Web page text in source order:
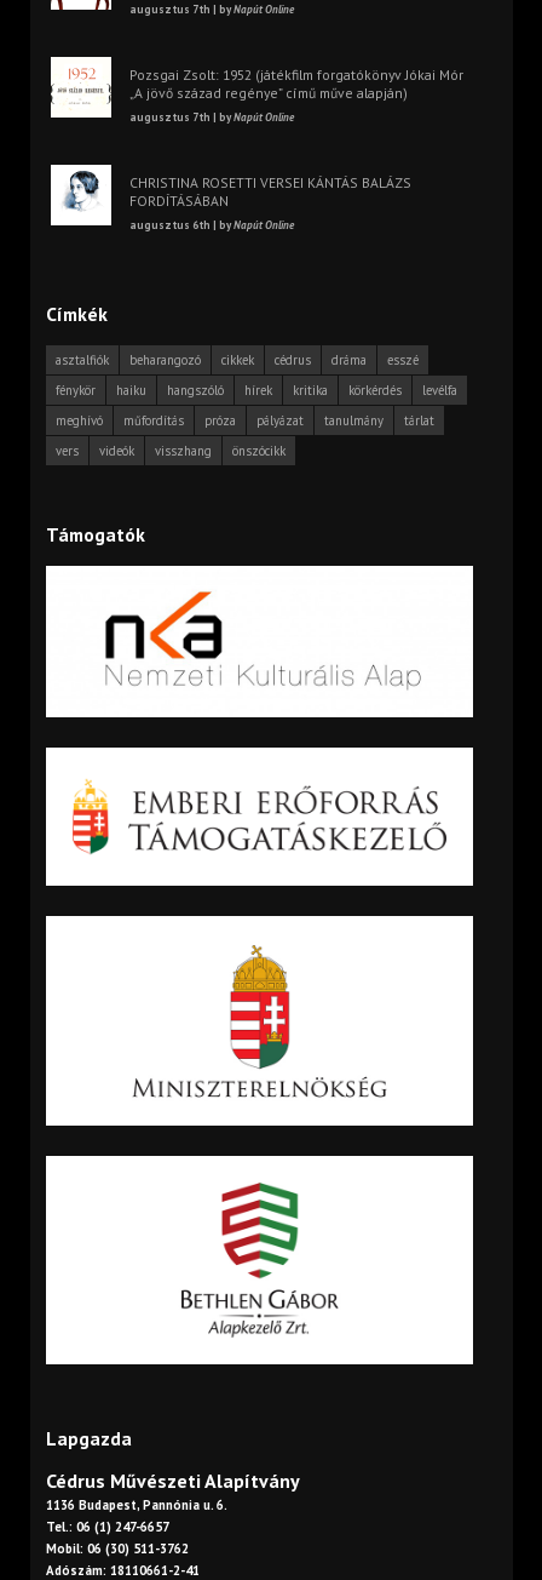
augusztus 7th | byNapút Online
Pozsgai Zsolt: 1952 (játékfilm forgatókönyv Jókai Mór
„A jövő század regénye” című műve alapján)
augusztus 7th | byNapút Online
CHRISTINA ROSETTI VERSEI KÁNTÁS BALÁZS
FORDÍTÁSÁBAN
augusztus 6th | byNapút Online
Címkék
asztalfiók beharangozó cikkek cédrus dráma
esszé
fénykör
haiku hangszóló hírek kritika körkérdés
levélfa
meghívó
műfordítás próza pályázat tanulmány
tárlat
vers
videók visszhang önszócikk
Támogatók
Lapgazda
Cédrus Művészeti Alapítvány
1136 Budapest, Pannónia u. 6.
Tel.: 06 (1) 247-6657
Mobil: 06 (30) 511-3762
Adószám: 18110661-2-41